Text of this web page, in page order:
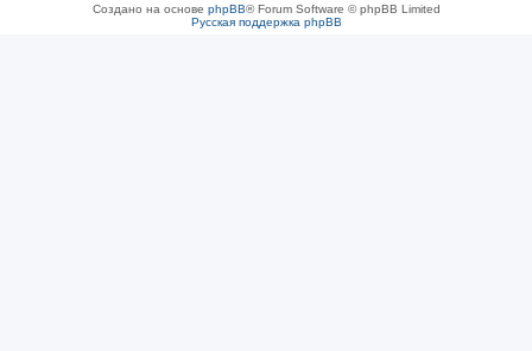
Создано на основе phpBB® Forum Software © phpBB Limited
Русская поддержка phpBB